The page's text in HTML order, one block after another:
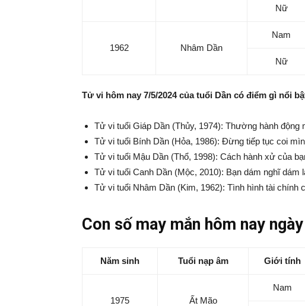
Nữ
1962 Nhâm Dần
Nam
Nữ
Tử vi hôm nay 7/5/2024 của tuổi Dần có điểm gì nổi
Tử vi tuổi Giáp Dần (Thủy, 1974): Thường hành
Tử vi tuổi Bính Dần (Hỏa, 1986): Đừng tiếp tục coi
Tử vi tuổi Mậu Dần (Thổ, 1998): Cách hành xử của
Tử vi tuổi Canh Dần (Mộc, 2010): Bạn dám nghĩ dám
Tử vi tuổi Nhâm Dần (Kim, 1962): Tình hình tài chính
Con số may mắn hôm nay
Năm sinh Tuổi nạp âm Giới tính
1975 Ất Mão
Nam